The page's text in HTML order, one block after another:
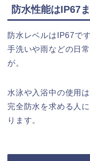
防水性能はIP67
防水レベルはIP67です
手洗いや雨などの日
が。
水泳や入浴中の使用
完全防水を求める人
ります。